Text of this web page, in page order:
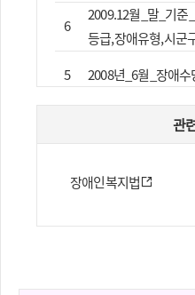
6
2009.12월_말_기준
등급,장애유형,시군
5
2008년_6월_장애
2007년_상반기_장
2007년_12월_장애
2
2006년도_장애수
관
장애인복지법